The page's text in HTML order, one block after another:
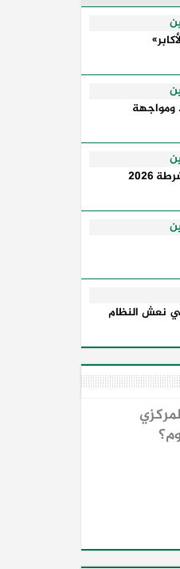
مواقف معلنة؛ فهي
وكيفية إدارتها
بين القوة ...
ومواجهة
2026
في نعش النظام